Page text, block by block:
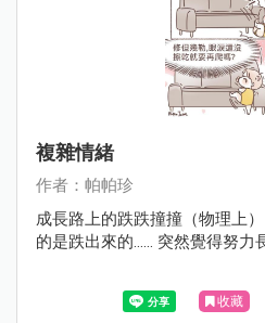
複雜情緒
作者：帕帕珍
成長路上的跌跌撞撞（物理上
的是跌出來的......
收藏